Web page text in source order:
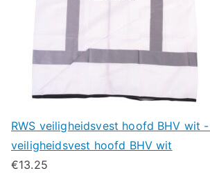
RWS veiligheidsvest hoofd BHV wit -
veiligheidsvest hoofd BHV wit
€13.25